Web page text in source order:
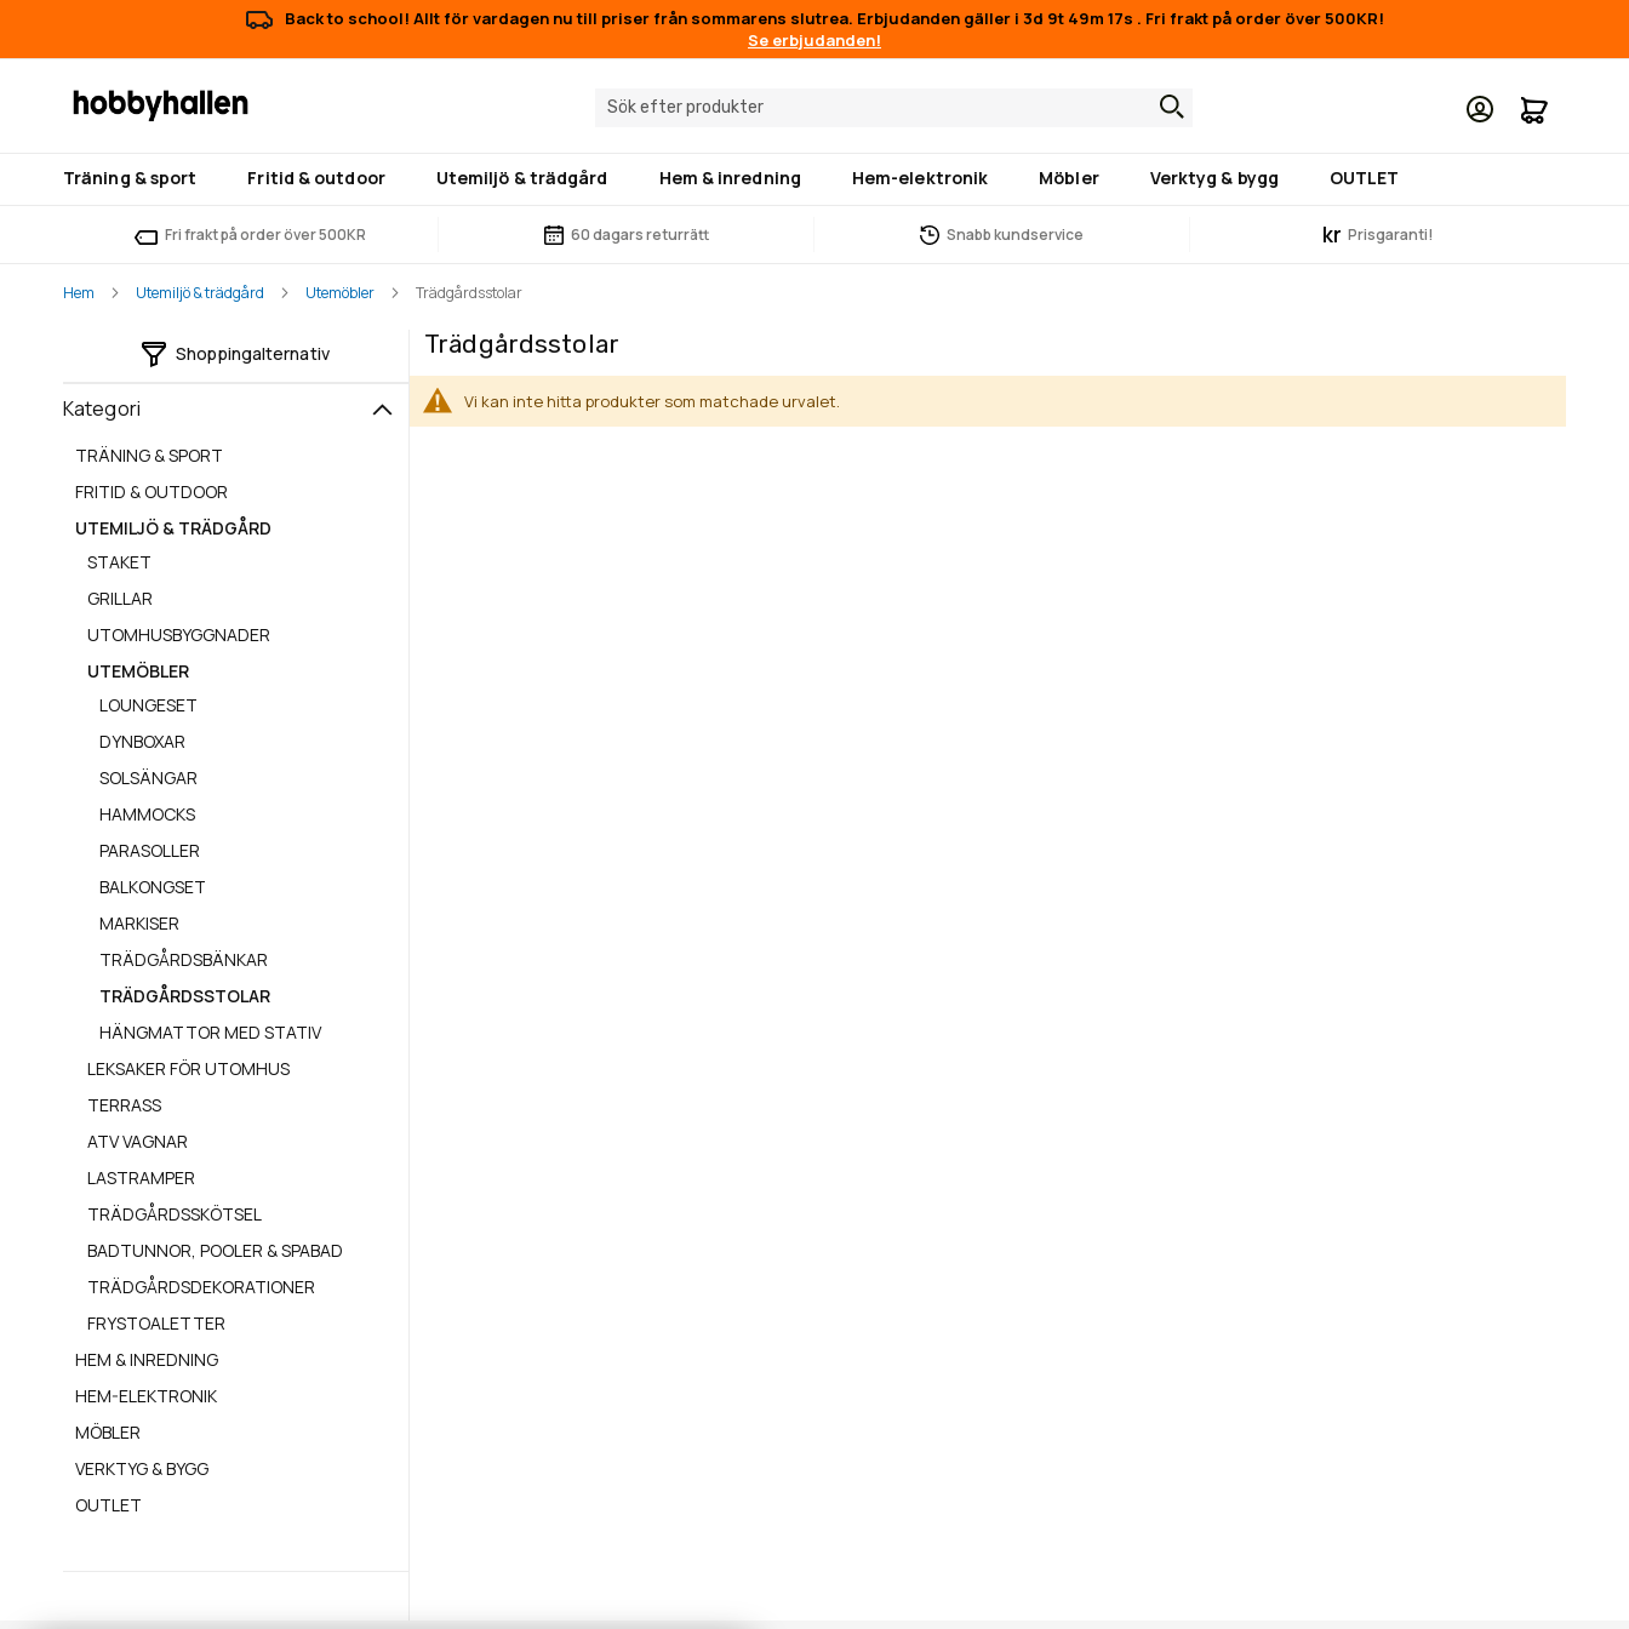
Back to school! Allt för vardagen nu till priser från sommarens slutrea. Erbjudanden gäller i 3d 9t 49m 16s . Fri frakt på order över 500KR!
Se erbjudanden!
Min
Träning & sport Fritid & outdoor Utemiljö & trädgård Hem & inredning Hem-elektronik Möbler Verktyg & bygg OUTLET
Fri frakt på order över 500KR 60 dagars returrätt Snabb kundservice kr Prisgaranti!
Hem Utemiljö & trädgård Utemöbler Trädgårdsstolar
Trädgårdsstolar
Vi kan inte hitta produkter som matchade urvalet.
Shoppingalternativ
Kategori
TRÄNING & SPORT
FRITID & OUTDOOR
UTEMILJÖ & TRÄDGÅRD
STAKET
GRILLAR
UTOMHUSBYGGNADER
UTEMÖBLER
LOUNGESET
DYNBOXAR
SOLSÄNGAR
HAMMOCKS
PARASOLLER
BALKONGSET
MARKISER
TRÄDGÅRDSBÄNKAR
TRÄDGÅRDSSTOLAR
HÄNGMATTOR MED STATIV
LEKSAKER FÖR UTOMHUS
TERRASS
ATV VAGNAR
LASTRAMPER
TRÄDGÅRDSSKÖTSEL
BADTUNNOR, POOLER & SPABAD
TRÄDGÅRDSDEKORATIONER
FRYSTOALETTER
HEM & INREDNING
HEM-ELEKTRONIK
MÖBLER
VERKTYG & BYGG
OUTLET